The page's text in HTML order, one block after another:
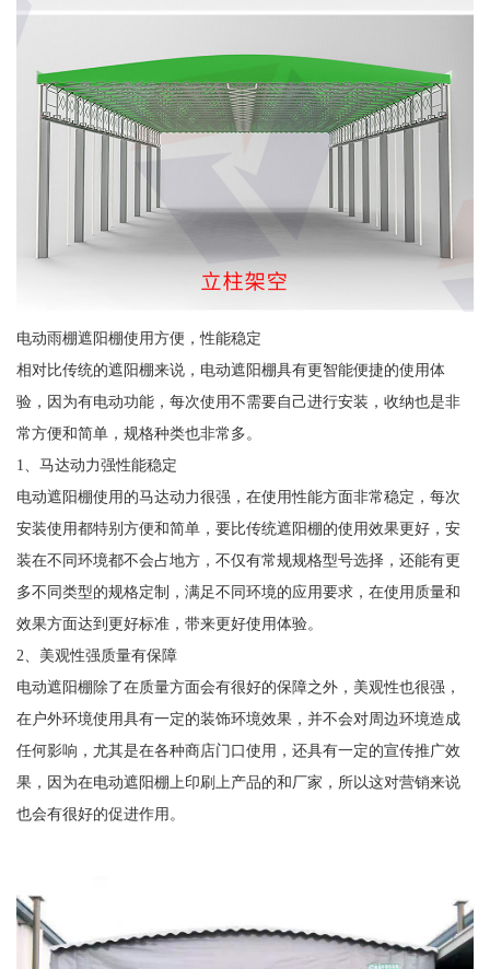
电动雨棚遮阳棚使用方便，性能稳定
相对比传统的遮阳棚来说，电动遮阳棚具有更智能便捷的使用体
验，因为有电动功能，每次使用不需要自己进行安装，收纳也是非
常方便和简单，规格种类也非常多。
1、马达动力强性能稳定
电动遮阳棚使用的马达动力很强，在使用性能方面非常稳定，每次
安装使用都特别方便和简单，要比传统遮阳棚的使用效果更好，安
装在不同环境都不会占地方，不仅有常规规格型号选择，还能有更
多不同类型的规格定制，满足不同环境的应用要求，在使用质量和
效果方面达到更好标准，带来更好使用体验。
2、美观性强质量有保障
电动遮阳棚除了在质量方面会有很好的保障之外，美观性也很强，
在户外环境使用具有一定的装饰环境效果，并不会对周边环境造成
任何影响，尤其是在各种商店门口使用，还具有一定的宣传推广效
果，因为在电动遮阳棚上印刷上产品的和厂家，所以这对营销来说
也会有很好的促进作用。